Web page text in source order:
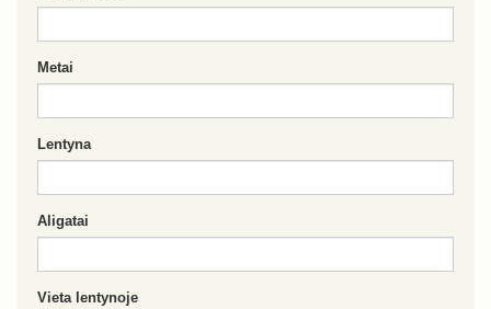
Metai
Lentyna
Aligatai
Vieta lentynoje